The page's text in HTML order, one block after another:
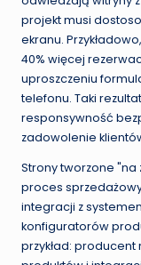
projekt musi
ekranu.
40% więcej
uproszczeniu
telefonu. Taki
responsywność
zadowolenie
Strony tworzone
proces
integracji z
konfiguratorów
przykład: